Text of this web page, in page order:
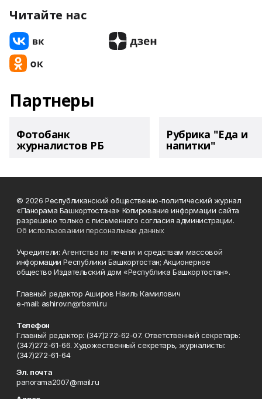
Читайте нас
Партнеры
Фотобанк
журналистов РБ
Рубрика "Еда и
напитки"
© 2026 Республиканский общественно-политический журнал
«Панорама Башкортостана» Копирование информации сайта
разрешено только с письменного согласия администрации.
Об использовании персональных данных
Учредители: Агентство по печати и средствам массовой
информации Республики Башкортостан; Акционерное
общество Издательский дом «Республика Башкортостан».
Главный редактор Аширов Наиль Камилович
e-mail: ashirov.n@rbsmi.ru
Телефон
Главный редактор: (347)272-62-07. Ответственный секретарь:
(347)272-61-66. Художественный секретарь, журналисты:
(347)272-61-64
Эл. почта
panorama2007@mail.ru